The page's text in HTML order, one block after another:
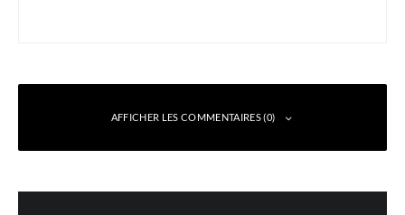
AFFICHER LES COMMENTAIRES (0)